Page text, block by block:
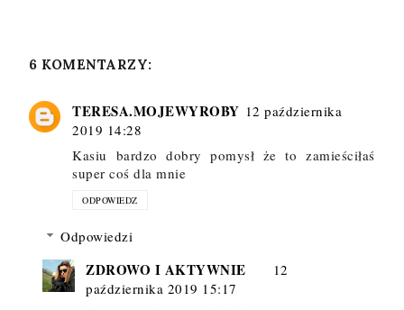
6 KOMENTARZY:
TERESA.MOJEWYROBY 12 października
2019 14:28
Kasiu bardzo dobry pomysł że to zamieściłaś
super coś dla mnie
ODPOWIEDZ
Odpowiedzi
ZDROWO I AKTYWNIE
12
października 2019 15:17